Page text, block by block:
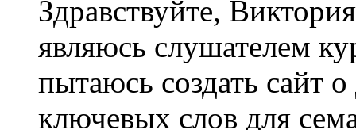
Здравствуйте,
являюсь слушателем
пытаюсь создать сайт
ключевых слов для